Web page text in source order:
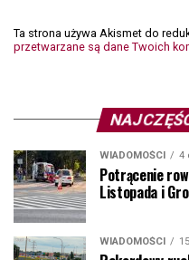
Ta strona używa Akismet do
przetwarzane są dane Twoich
WIADOMOŚCI 4
Potrącenie
Listopada i
WIADOMOŚCI